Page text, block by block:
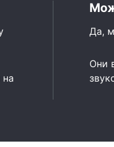
Да,
Они